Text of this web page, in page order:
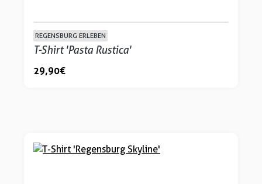
REGENSBURG ERLEBEN
T-Shirt 'Pasta Rustica'
29,90 €